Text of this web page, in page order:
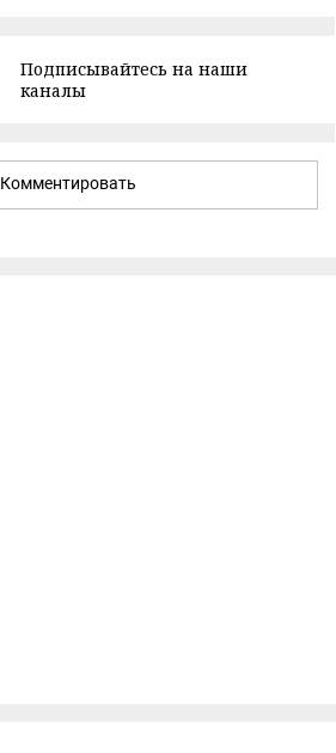
Подписывайтесь на наши
каналы
Комментировать